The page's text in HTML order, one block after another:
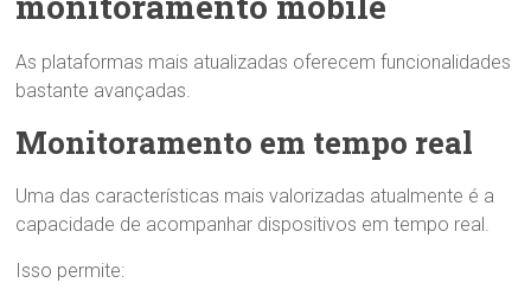
As plataformas mais atualizadas oferecem funcionalidades
bastante avançadas.
Monitoramento em tempo real
Uma das características mais valorizadas atualmente é a
capacidade de acompanhar dispositivos em tempo real.
Isso permite: